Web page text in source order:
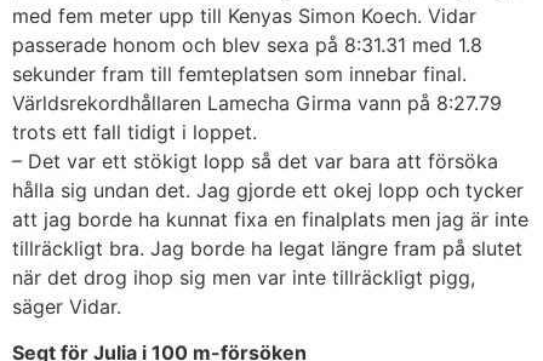
med fem meter upp till Kenyas Simon Koech. Vidar
passerade honom och blev sexa på 8:31.31 med 1.8
sekunder fram till femteplatsen som innebar final.
Världsrekordhållaren Lamecha Girma vann på 8:27.79
trots ett fall tidigt i loppet.
– Det var ett stökigt lopp så det var bara att försöka
hålla sig undan det. Jag gjorde ett okej lopp och tycker
att jag borde ha kunnat fixa en finalplats men jag är inte
tillräckligt bra. Jag borde ha legat längre fram på slutet
när det drog ihop sig men var inte tillräckligt pigg,
säger Vidar.
Segt för Julia i 100 m-försöken